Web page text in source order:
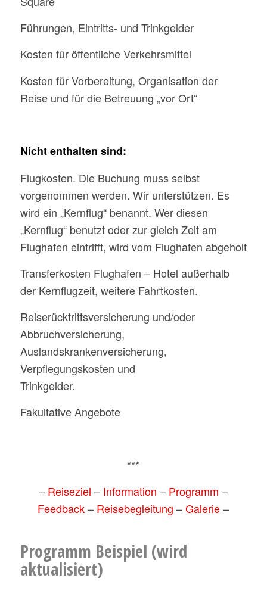
Führungen, Eintritts- und Trinkgelder
Kosten für öffentliche Verkehrsmittel
Kosten für Vorbereitung, Organisation der
Reise und für die Betreuung „vor Ort“
Nicht enthalten sind:
Flugkosten. Die Buchung muss selbst
vorgenommen werden. Wir unterstützen. Es
wird ein „Kernflug“ benannt. Wer diesen
„Kernflug“ benutzt oder zur gleich Zeit am
Flughafen eintrifft, wird vom Flughafen abgeholt
Transferkosten Flughafen – Hotel außerhalb
der Kernflugzeit, weitere Fahrtkosten.
Reiserücktrittsversicherung und/oder
Abbruchversicherung,
Auslandskrankenversicherung,
Verpflegungskosten und
Trinkgelder.
Fakultative Angebote
***
– Reiseziel – Information – Programm –
Feedback– Reisebegleitung –Galerie–
Programm Beispiel (wird
aktualisiert)